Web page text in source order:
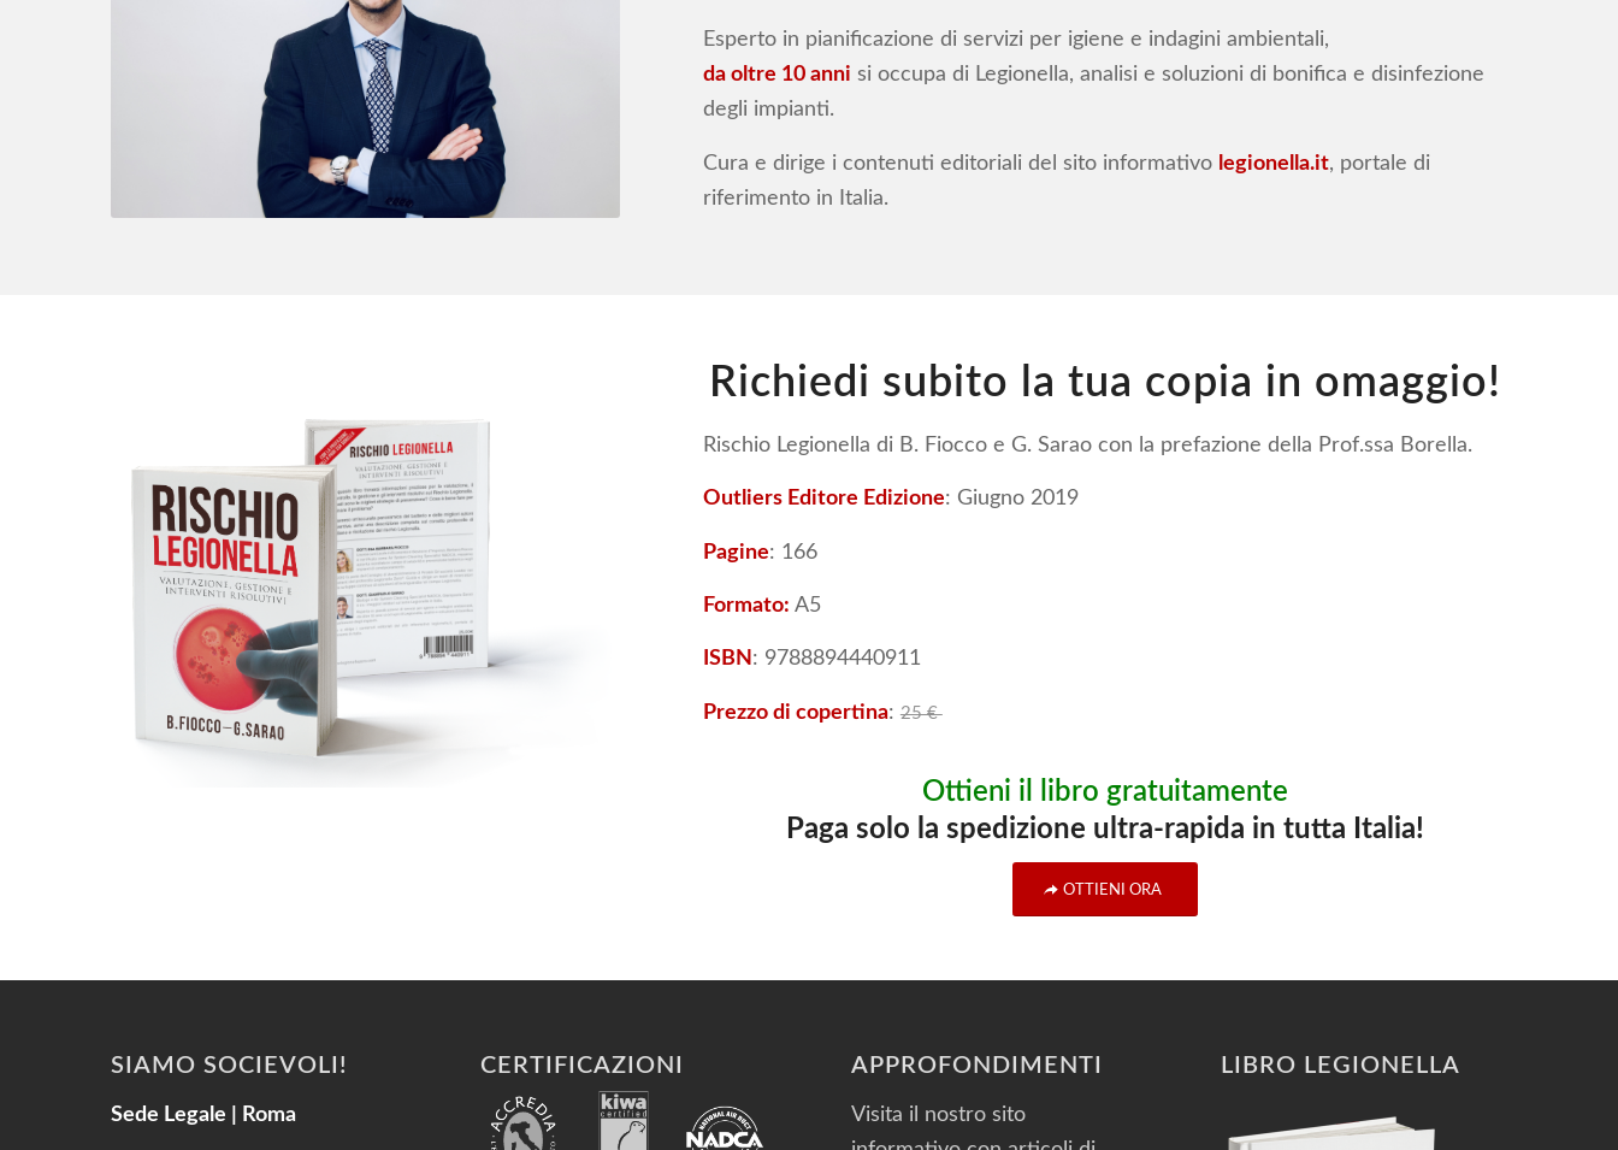
Esperto in pianificazione di servizi per igiene e indagini ambientali,
da oltre 10 anni si occupa di Legionella, analisi e soluzioni di bonifica e disinfezione
degli impianti.
Cura e dirige i contenuti editoriali del sito informativo legionella.it, portale di
riferimento in Italia.
Richiedi subito la tua copia in omaggio!
Rischio Legionella di B. Fiocco e G. Sarao con la prefazione della Prof.ssa Borella.
Outliers Editore Edizione: Giugno 2019
Pagine: 166
Formato: A5
ISBN : 9788894440911
Prezzo di copertina: 25 €
Ottieni il libro gratuitamente
Paga solo la spedizione ultra-rapida in tutta Italia!
OTTIENI ORA
SIAMO SOCIEVOLI!
Sede Legale | Roma
CERTIFICAZIONI APPROFONDIMENTI
Visita il nostro sito
LIBRO LEGIONELLA